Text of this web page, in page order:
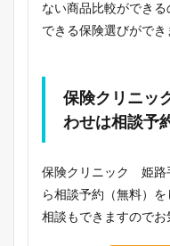
ない商品比較ができ
できる保険選びができ
保険クリニッ
わせは相談予
保険クリニック 姫路
ら相談予約（無料）
相談もできますのでお